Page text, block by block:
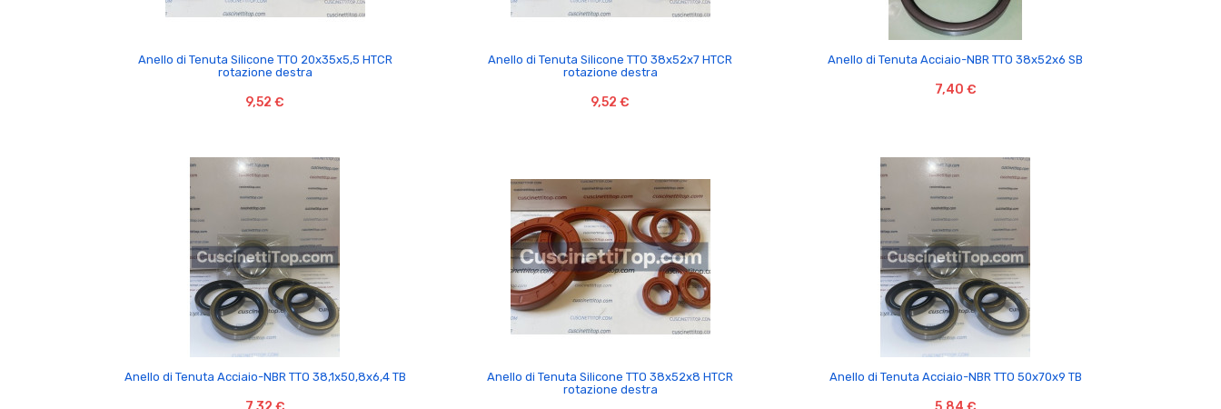

Anello di Tenuta Silicone TTO 20x35x5,5 HTCR
rotazione destra
9,52 €

Anello di Tenuta Silicone TTO 38x52x7 HTCR
rotazione destra
9,52 €

Anello di Tenuta Acciaio-NBR TTO 38x52x6 SB
7,40 €

Anello di Tenuta Acciaio-NBR TTO 38,1x50,8x6,4 TB 
Anello di Tenuta Silicone TTO 38x52x8 HTCR
rotazione destra

Anello di Tenuta Acciaio-NBR TTO 50x70x9 TB